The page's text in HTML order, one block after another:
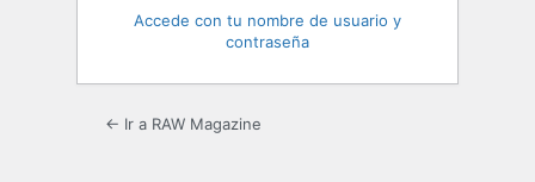
Accede con tu nombre de usuario y
contraseña
← Ir a RAW Magazine